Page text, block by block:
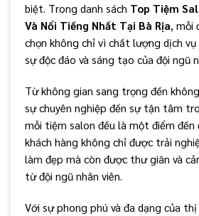
biệt. Trong danh sách Top Tiệm
Và Nổi Tiếng Nhất Tại Bà Rịa, mỗi
chọn không chỉ vì chất lượng dịch
sự độc đáo và sáng tạo của đội ngũ
Từ không gian sang trọng đến
sự chuyên nghiệp đến sự tận tâm
mỗi tiệm salon đều là một điểm đến
khách hàng không chỉ được trải
làm đẹp mà còn được thư giãn và
từ đội ngũ nhân viên.
Với sự phong phú và đa dạng của